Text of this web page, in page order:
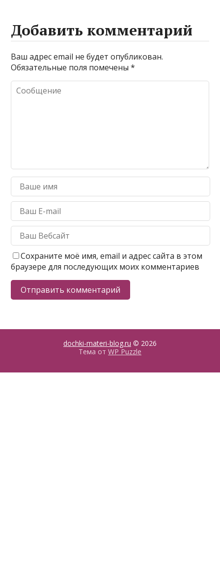
Добавить комментарий
Ваш адрес email не будет опубликован.
Обязательные поля помечены*
Сохраните моё имя, email и адрес сайта в этом
браузере для последующих моих комментариев
dochki-materi-blog.ru © 2026
Тема от WP Puzzle